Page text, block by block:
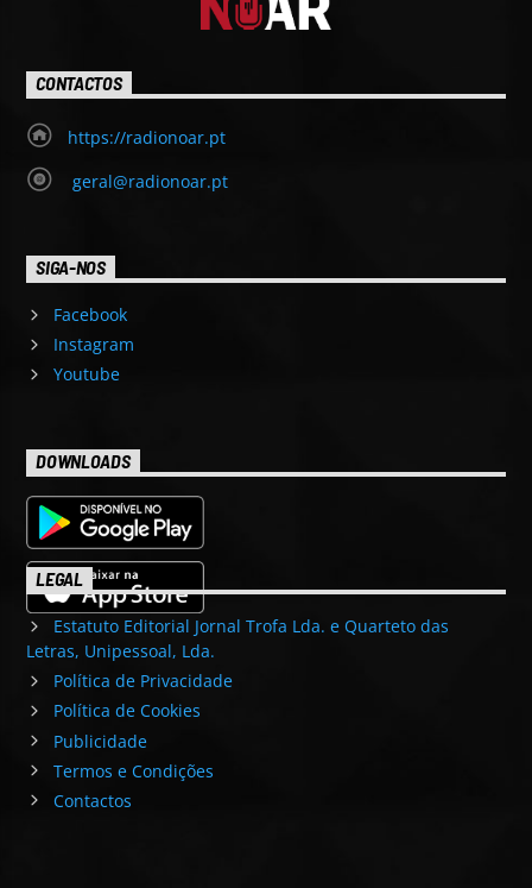
CONTACTOS
https://radionoar.pt
geral@radionoar.pt
SIGA-NOS
Facebook
Instagram
Youtube
DOWNLOADS
LEGAL
Estatuto Editorial Jornal Trofa Lda. e Quarteto das
Letras, Unipessoal, Lda.
Política de Privacidade
Política de Cookies
Publicidade
Termos e Condições
Contactos